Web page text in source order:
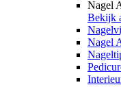
Nagel
Bekijk
Nagel